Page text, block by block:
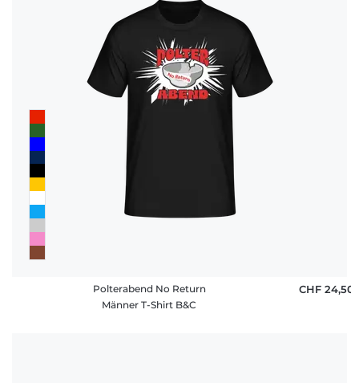
Polterabend No Return
Männer T-Shirt B&C
CHF 24,50